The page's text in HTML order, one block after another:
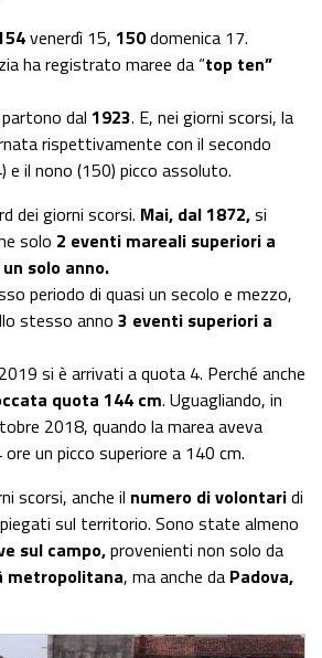
venerdì 15, 150domenica 17.
ha registrato maree da “top ten”
dal 1923. E, nei giorni scorsi, la
rispettivamente con il secondo
il nono (150) picco assoluto.
dei giorni scorsi. Mai, dal 1872,si
solo 2 eventi mareali superiori a
solo anno.
periodo di quasi un secolo e mezzo,
stesso anno 3 eventi superiori a
si è arrivati a quota 4. Perché anche
quota 144 cm. Uguagliando, in
2018, quando la marea aveva
un picco superiore a 140 cm.
scorsi, anche il numero di volontaridi
sul territorio. Sono state almeno
sul campo,provenienti non solo da
metropolitana, ma anche da Padova,